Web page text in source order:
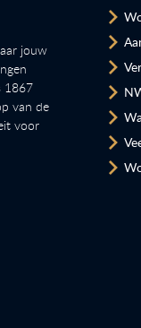
jouw
1867
van de
voor